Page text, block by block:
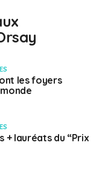
les foyers
+ lauréats du “Prix